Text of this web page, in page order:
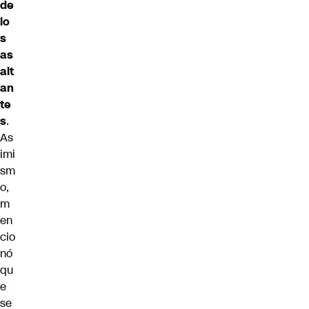
de
lo
s
as
alt
an
te
s.
As
imi
sm
o,
m
en
cio
nó
qu
e
se